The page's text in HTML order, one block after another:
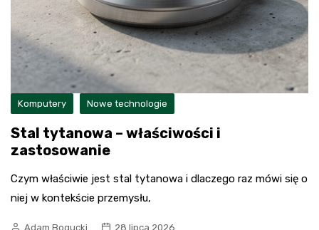
Komputery Nowe technologie
Stal tytanowa – właściwości i
zastosowanie
Czym właściwie jest stal tytanowa i dlaczego raz mówi się o
niej w kontekście przemysłu,
Adam Bogucki 28 lipca 2026